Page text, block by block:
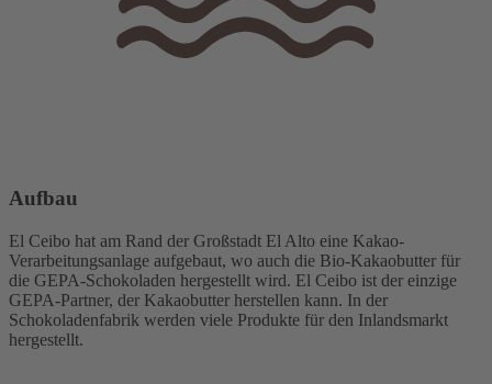
Aufbau
El Ceibo hat am Rand der Großstadt El Alto eine Kakao-
Verarbeitungsanlage aufgebaut, wo auch die Bio-Kakaobutter für
die GEPA-Schokoladen hergestellt wird. El Ceibo ist der einzige
GEPA-Partner, der Kakaobutter herstellen kann. In der
Schokoladenfabrik werden viele Produkte für den Inlandsmarkt
hergestellt.